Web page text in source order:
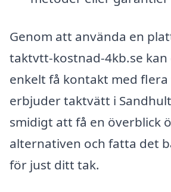
Genom att använda en
taktvtt-kostnad-4kb.se kan
enkelt få kontakt med
erbjuder taktvätt i
smidigt att få en överblick
alternativen och fatta det
för just ditt tak.